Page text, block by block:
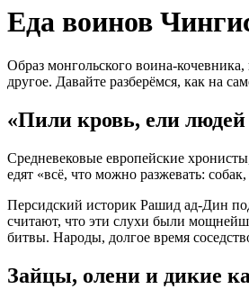
Еда воинов
Образ монгольского воина-
другое. Давайте разберёмся, как на
«Пили кровь, ели людей
Средневековые европейские
едят «всё, что можно разжевать:
Персидский историк Рашид ад-Дин
считают, что эти слухи были
битвы. Народы, долгое время
Зайцы, олени и дикие